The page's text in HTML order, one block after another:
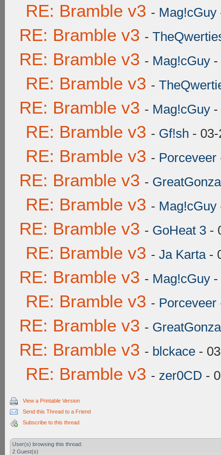
RE: Bramble v3 - Mag!cGuy
RE: Bramble v3 -
RE: Bramble v3 - Mag!cGuy -
RE: Bramble v3 -
RE: Bramble v3 - Mag!cGuy -
RE: Bramble v3 - Gf!sh -
RE: Bramble v3 - Porceveer
RE: Bramble v3 -
RE: Bramble v3 - Mag!cGuy
RE: Bramble v3 - GoHeat 3 -
RE: Bramble v3 - Ja Karta-
RE: Bramble v3 - Mag!cGuy -
RE: Bramble v3 - Porceveer
RE: Bramble v3 -
RE: Bramble v3 - blckace -
RE: Bramble v3 - zer0CD -
View a Printable Version
Send this Thread to a Friend
Subscribe to this thread
User(s) browsing this thread:
2 Guest(s)